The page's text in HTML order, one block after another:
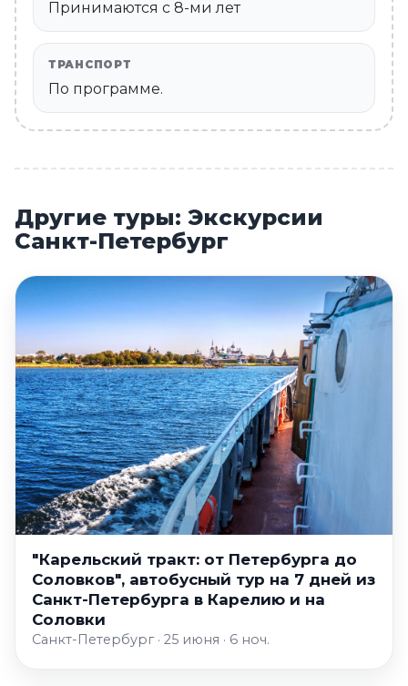
Принимаются c 8-ми лет
ТРАНСПОРТ
По программе.
Другие туры: Экскурсии
Санкт-Петербург
"Карельский тракт: от Петербурга до
Соловков", автобусный тур на 7 дней из
Санкт-Петербурга в Карелию и на
Соловки
Санкт-Петербург · 25 июня · 6 ноч.